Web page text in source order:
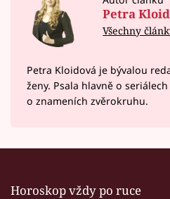
Petra
Všechny
Petra Kloidová je bývalou
ženy. Psala hlavně o
o znameních zvěrokruhu.
Horoskop vždy po ruce